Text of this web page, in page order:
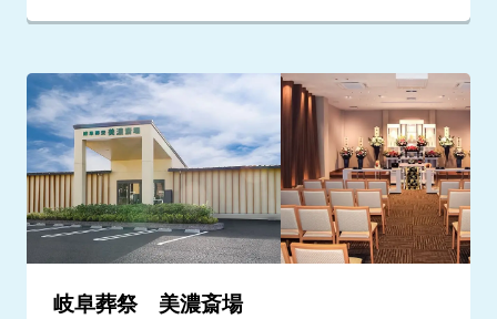
岐阜葬祭 美濃斎場